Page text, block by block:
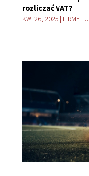
rozliczać VAT?
KWI 26, 2025 | FIRMY I